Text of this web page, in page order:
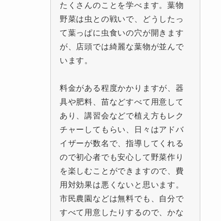
たくさんのことを学べます。葉物
野菜は虫との戦いで、どうしたっ
て葉っぱに虫食いの穴が開きます
が、店頭では綺麗な葉物が並んで
います。
料金がある程度かかりますが、器
具や肥料、苗などすべて用意して
あり、講習会などで植え方もレク
チャーしてもらい、日々はアドバ
イザーが数名で、指導してくれる
ので初心者でも安心して野菜作り
を楽しむことができますので、費
用対効果は悪くないと思います。
市民農園などは無料でも、自分で
すべて用意したりするので、かな